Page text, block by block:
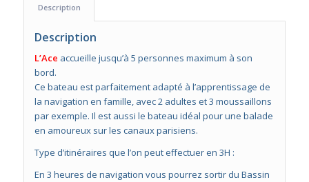
Description
Description
L’Ace accueille jusqu’à 5 personnes maximum à son
bord.
Ce bateau est parfaitement adapté à l’apprentissage de
la navigation en famille, avec 2 adultes et 3 moussaillons
par exemple. Il est aussi le bateau idéal pour une balade
en amoureux sur les canaux parisiens.
Type d’itinéraires que l’on peut effectuer en 3H :
En 3 heures de navigation vous pourrez sortir du Bassin